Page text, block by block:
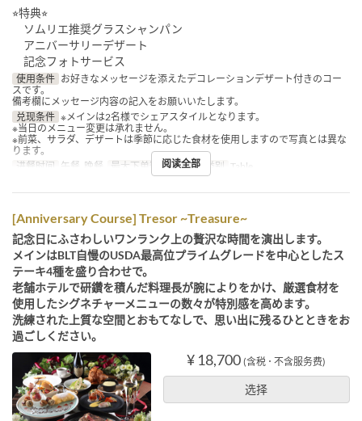
⭐︎特典⭐︎
ソムリエ推奨グラスシャンパン
アニバーサリーデザート
記念フォトサービス
使用条件 お好きなメッセージを添えたデコレーションデザート付きのコー
スです。
備考欄にメッセージ内容の記入をお願いいたします。
兑现条件 ※メインは2名様でシェアスタイルとなります。
※当日のメニュー変更は承れません。
※前菜、サラダ、デザートは季節に応じた食材を使用しますので写真とは異な
ります。
进餐时间
午餐, 晚餐 最大下单数 2 ~ 座位类别 Table
阅读全部
[Anniversary Course] Tresor ~Treasure~
記念日にふさわしいワンランク上の贅沢な時間を演出します。
メインはBLT自慢のUSDA最高位プライムグレードを中心としたス
テーキ4種を盛り合わせで。
老舗ホテルで研鑽を積んだ料理長が腕によりをかけ、厳選食材を
使用したシグネチャーメニューの数々が特別感を高めます。
洗練された上質な空間とおもてなしで、思い出に残るひとときをお
過ごしください。
¥ 18,700 (含税 ･ 不含服务费)
选择